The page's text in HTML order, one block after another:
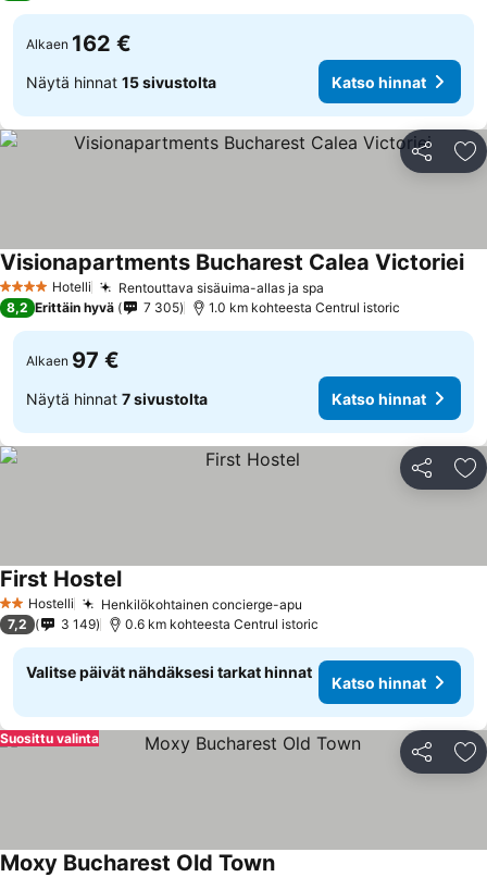
Alkaen 162 €
Näytä hinnat 15 sivustolta Katso hinnat
Jaa
4 Tähtiluokitus
Hotelli Rentouttava sisäuima-allas ja spa
Visionapartments Bucharest Calea Victoriei
8,2 Erittäin hyvä 7 305 1.0 km kohteesta Centrul istoric
Alkaen 97 €
Näytä hinnat 7 sivustolta Katso hinnat
Jaa
2 Tähtiluokitus
Hostelli Henkilökohtainen concierge-apu
First Hostel
7,2 3 149 0.6 km kohteesta Centrul istoric
Valitse päivät nähdäksesi tarkat hinnat
Katso hinnat
Jaa
Suosittu valinta
Moxy Bucharest Old Town